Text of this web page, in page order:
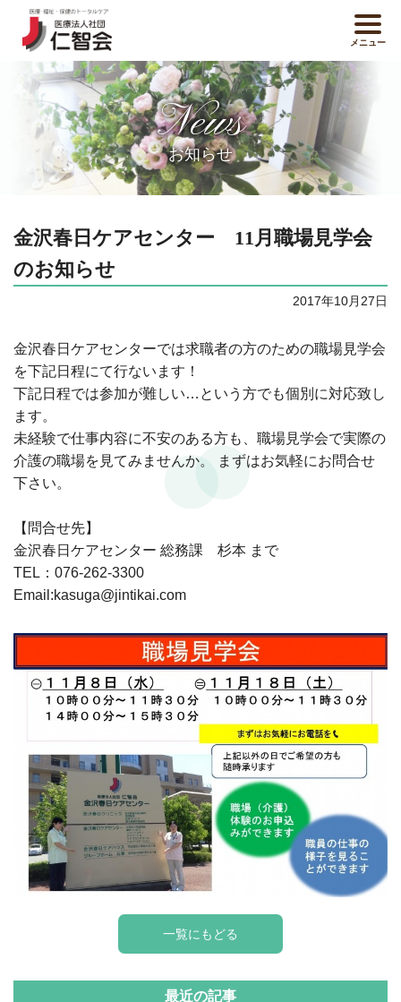
メニュー
News
お知らせ
金沢春日ケアセンター 11月職場見学会
のお知らせ
2017年10月27日
金沢春日ケアセンターでは求職者の方のための職場見学会
を下記日程にて行ないます！
下記日程では参加が難しい…という方でも個別に対応致し
ます。
未経験で仕事内容に不安のある方も、職場見学会で実際の
介護の職場を見てみませんか。 まずはお気軽にお問合せ
下さい。
【問合せ先】
金沢春日ケアセンター 総務課 杉本 まで
TEL：076-262-3300
Email:kasuga@jintikai.com
一覧にもどる
最近の記事